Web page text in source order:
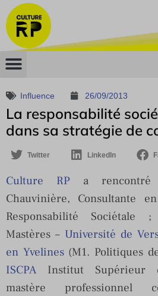
Influence 26/09/2013
La responsabilité
dans sa stratégie de
Twitter LinkedIn
Culture RP a rencontré
Chauvinière, Consultante
Responsabilité Sociétale
Mastères – Université de
en Yvelines(M1. Politiques
ISCPA Institut Supérieur
mastère professionnel